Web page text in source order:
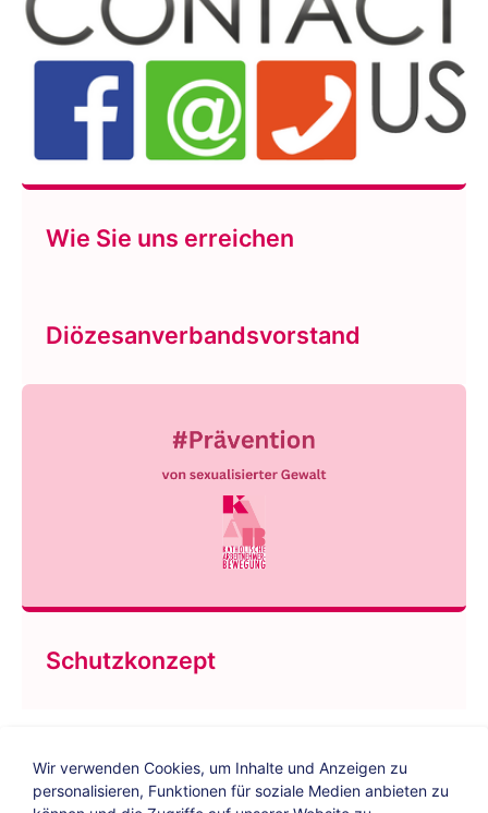
Wie Sie uns erreichen
Diözesanverbandsvorstand
Schutzkonzept
Wir verwenden Cookies, um Inhalte und Anzeigen zu
personalisieren, Funktionen für soziale Medien anbieten zu